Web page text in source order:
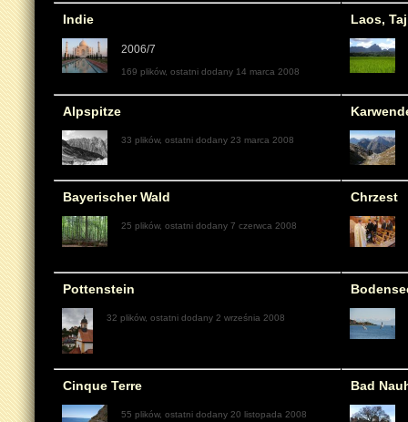
Indie
2006/7
169 plików, ostatni dodany 14 marca 2008
Laos,
Alpspitze
33 plików, ostatni dodany 23 marca 2008
Bayerischer Wald
25 plików, ostatni dodany 7 czerwca 2008
Chrzest
Pottenstein
32 plików, ostatni dodany 2 września 2008
Cinque Terre
55 plików, ostatni dodany 20 listopada 2008
Bad